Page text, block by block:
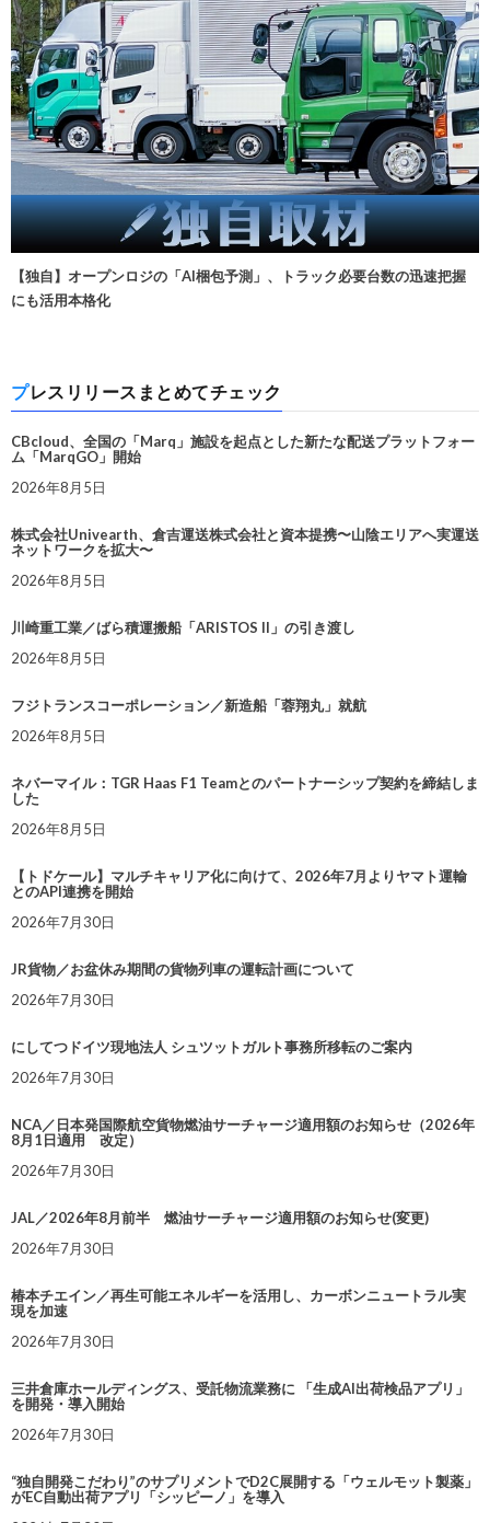
【独自】オープンロジの「AI梱包予測」、トラック必要台数の迅速把握
にも活用本格化
プレスリリースまとめてチェック
CBcloud、全国の「Marq」施設を起点とした新たな配送プラットフォー
ム「MarqGO」開始
2026年8月5日
株式会社Univearth、倉吉運送株式会社と資本提携〜山陰エリアへ実運送
ネットワークを拡大〜
2026年8月5日
川崎重工業／ばら積運搬船「ARISTOS II」の引き渡し
2026年8月5日
フジトランスコーポレーション／新造船「蓉翔丸」就航
2026年8月5日
ネバーマイル：TGR Haas F1 Teamとのパートナーシップ契約を締結しま
した
2026年8月5日
【トドケール】マルチキャリア化に向けて、2026年7月よりヤマト運輸
とのAPI連携を開始
2026年7月30日
JR貨物／お盆休み期間の貨物列車の運転計画について
2026年7月30日
にしてつドイツ現地法人 シュツットガルト事務所移転のご案内
2026年7月30日
NCA／日本発国際航空貨物燃油サーチャージ適用額のお知らせ（2026年
8月1日適用 改定）
2026年7月30日
JAL／2026年8月前半 燃油サーチャージ適用額のお知らせ(変更)
2026年7月30日
椿本チエイン／再生可能エネルギーを活用し、カーボンニュートラル実
現を加速
2026年7月30日
三井倉庫ホールディングス、受託物流業務に 「生成AI出荷検品アプリ」
を開発・導入開始
2026年7月30日
“独自開発こだわり”のサプリメントでD2C展開する「ウェルモット製薬」
がEC自動出荷アプリ「シッピーノ」を導入